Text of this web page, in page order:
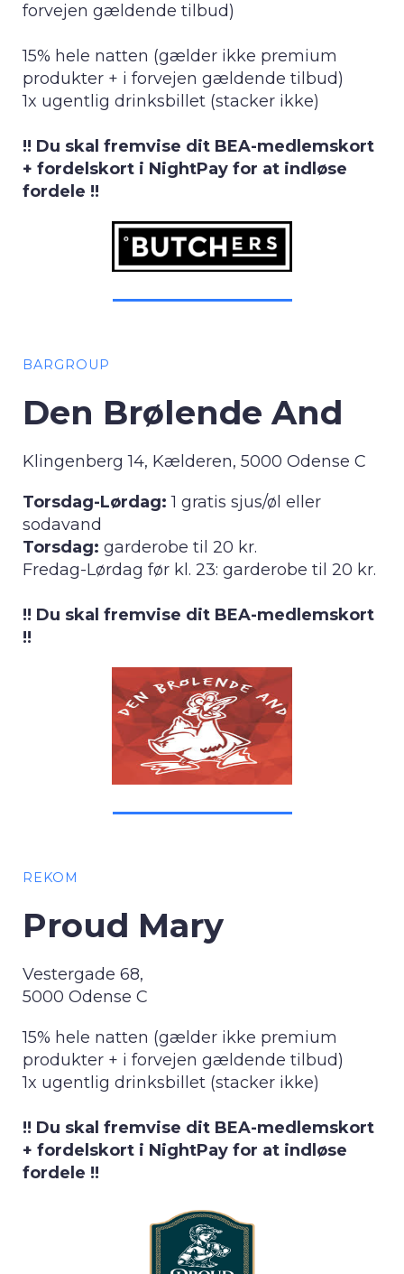
forvejen gældende tilbud)
15% hele natten (gælder ikke premium
produkter + i forvejen gældende tilbud)
1x ugentlig drinksbillet (stacker ikke)
!! Du skal fremvise dit BEA-medlemskort
+ fordelskort i NightPay for at indløse
fordele !!
BARGROUP
Den Brølende And
Klingenberg 14, Kælderen, 5000 Odense C
Torsdag-Lørdag: 1 gratis sjus/øl eller
sodavand
Torsdag: garderobe til 20 kr.
Fredag-Lørdag før kl. 23: garderobe til 20 kr.
!! Du skal fremvise dit BEA-medlemskort
!!
REKOM
Proud Mary
Vestergade 68,
5000 Odense C
15% hele natten (gælder ikke premium
produkter + i forvejen gældende tilbud)
1x ugentlig drinksbillet (stacker ikke)
!! Du skal fremvise dit BEA-medlemskort
+ fordelskort i NightPay for at indløse
fordele !!